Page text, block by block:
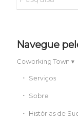
Navegue
Coworking Town
Serviços
Sobre
Histórias de